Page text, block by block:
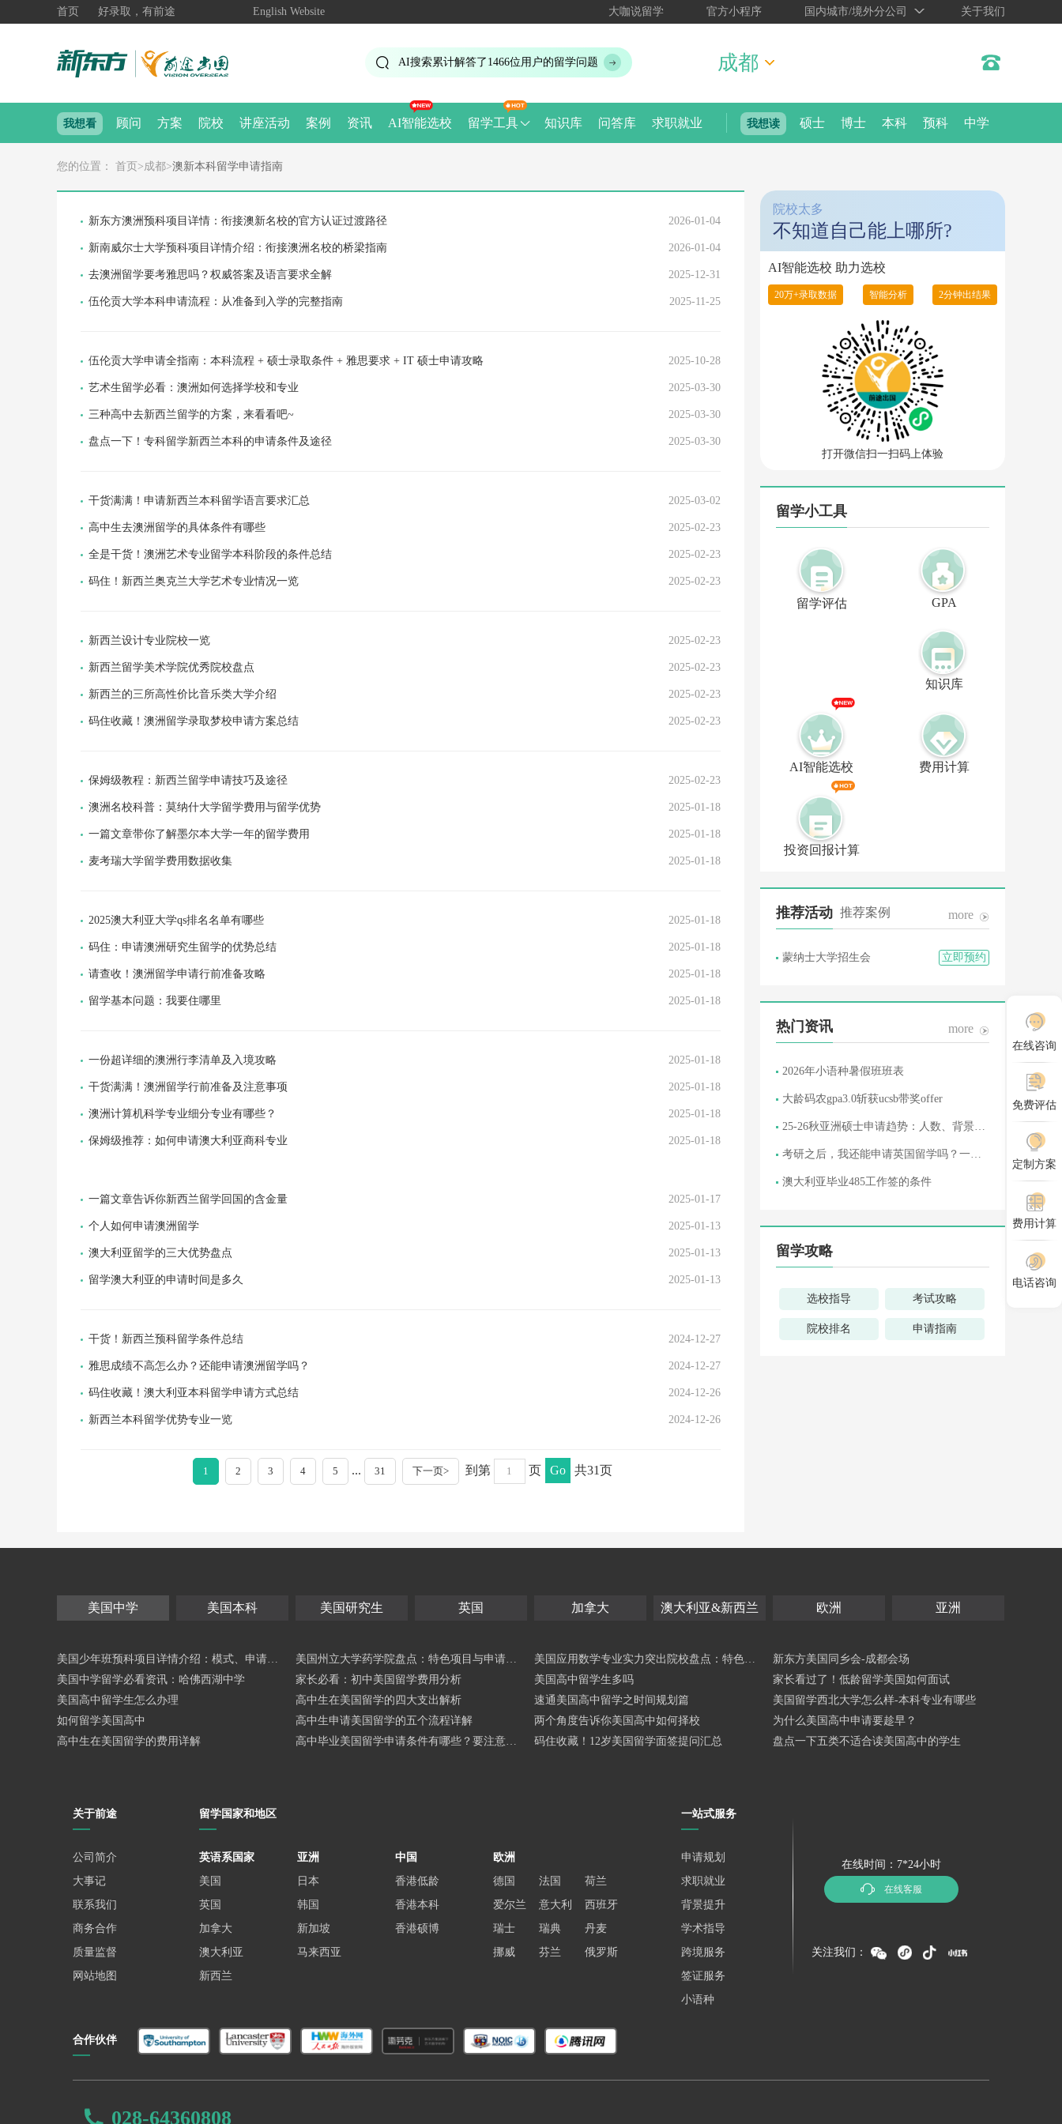
首页 好录取，有前途 English Website 大咖说留学 官方小程序 国内城市/境外分公司 关于我们
AI搜索累计解答了 1466位用户的留学问题 成都
我想看 顾问 方案 院校 讲座活动 案例 资讯 AI智能选校 留学工具 知识库 问答库 求职就业 我想读 硕士 博士 本科 预科 中学
您的位置： 首页 >成都>澳新本科留学申请指南
新东方澳洲预科项目详情：衔接澳新名校的官方认证过渡路径 2026-01-04
新南威尔士大学预科项目详情介绍：衔接澳洲名校的桥梁指南 2026-01-04
去澳洲留学要考雅思吗？权威答案及语言要求全解 2025-12-31
伍伦贡大学本科申请流程：从准备到入学的完整指南 2025-11-25
伍伦贡大学申请全指南：本科流程 + 硕士录取条件 + 雅思要求 + IT 硕士申请攻略 2025-10-28
艺术生留学必看：澳洲如何选择学校和专业 2025-03-30
三种高中去新西兰留学的方案，来看看吧~ 2025-03-30
盘点一下！专科留学新西兰本科的申请条件及途径 2025-03-30
干货满满！申请新西兰本科留学语言要求汇总 2025-03-02
高中生去澳洲留学的具体条件有哪些 2025-02-23
全是干货！澳洲艺术专业留学本科阶段的条件总结 2025-02-23
码住！新西兰奥克兰大学艺术专业情况一览 2025-02-23
新西兰设计专业院校一览 2025-02-23
新西兰留学美术学院优秀院校盘点 2025-02-23
新西兰的三所高性价比音乐类大学介绍 2025-02-23
码住收藏！澳洲留学录取梦校申请方案总结 2025-02-23
保姆级教程：新西兰留学申请技巧及途径 2025-02-23
澳洲名校科普：莫纳什大学留学费用与留学优势 2025-01-18
一篇文章带你了解墨尔本大学一年的留学费用 2025-01-18
麦考瑞大学留学费用数据收集 2025-01-18
2025澳大利亚大学qs排名名单有哪些 2025-01-18
码住：申请澳洲研究生留学的优势总结 2025-01-18
请查收！澳洲留学申请行前准备攻略 2025-01-18
留学基本问题：我要住哪里 2025-01-18
一份超详细的澳洲行李清单及入境攻略 2025-01-18
干货满满！澳洲留学行前准备及注意事项 2025-01-18
澳洲计算机科学专业细分专业有哪些？ 2025-01-18
保姆级推荐：如何申请澳大利亚商科专业 2025-01-18
一篇文章告诉你新西兰留学回国的含金量 2025-01-17
个人如何申请澳洲留学 2025-01-13
澳大利亚留学的三大优势盘点 2025-01-13
留学澳大利亚的申请时间是多久 2025-01-13
干货！新西兰预科留学条件总结 2024-12-27
雅思成绩不高怎么办？还能申请澳洲留学吗？ 2024-12-27
码住收藏！澳大利亚本科留学申请方式总结 2024-12-26
新西兰本科留学优势专业一览 2024-12-26
1 2 3 4 5 ... 31 下一页> 到第 页 Go 共31页
院校太多
不知道自己能上哪所?
AI智能选校 助力选校
20万+录取数据 智能分析 2分钟出结果
打开微信扫一扫码上体验
留学小工具
留学评估 GPA
知识库
AI智能选校 费用计算
投资回报计算
推荐活动 推荐案例 more
蒙纳士大学招生会 立即预约
热门资讯 more
2026年小语种暑假班班表
大龄码农gpa3.0斩获ucsb带奖offer
25-26秋亚洲硕士申请趋势：人数、背景、
考研之后，我还能申请英国留学吗？一条
澳大利亚毕业485工作签的条件
留学攻略
选校指导 考试攻略
院校排名 申请指南
美国中学 美国本科 美国研究生 英国 加拿大 澳大利亚&新西兰 欧洲 亚洲
美国少年班预科项目详情介绍：模式、申请与
适配指南
美国州立大学药学院盘点：特色项目与申请核
心指南
美国应用数学专业实力突出院校盘点：特色项
目与申请指南
新东方美国同乡会-成都会场
美国中学留学必看资讯：哈佛西湖中学
家长必看：初中美国留学费用分析 美国高中留学生多吗
家长看过了！低龄留学美国如何面试
美国高中留学生怎么办理
高中生在美国留学的四大支出解析 速通美国高中留学之时间规划篇
美国留学西北大学怎么样-本科专业有哪些
如何留学美国高中
高中生申请美国留学的五个流程详解 两个角度告诉你美国高中如何择校
为什么美国高中申请要趁早？
高中生在美国留学的费用详解
高中毕业美国留学申请条件有哪些？要注意什
码住收藏！12岁美国留学面签提问汇总 盘点一下五类不适合读美国高中的学生
在线咨询
免费评估
定制方案
费用计算
电话咨询
关于前途
公司简介
大事记
联系我们
商务合作
质量监督
网站地图
留学国家和地区
英语系国家
美国
英国
加拿大
澳大利亚
新西兰
亚洲
日本
韩国
新加坡
马来西亚
中国
香港低龄
香港本科
香港硕博
欧洲
德国
法国
荷兰
爱尔兰
意大利
西班牙
瑞士
瑞典
丹麦
挪威
芬兰 俄罗斯
一站式服务
申请规划
求职就业
背景提升
学术指导
跨境服务
签证服务
小语种
在线时间：7*24小时
在线客服
关注我们：
合作伙伴
028-64360808